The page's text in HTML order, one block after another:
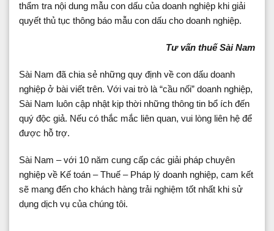
thẩm tra nội dung mẫu con dấu của doanh nghiệp khi giải
quyết thủ tục thông báo mẫu con dấu cho doanh nghiệp.
Tư vấn thuế Sài Nam
Sài Nam đã chia sẻ những quy định về con dấu doanh
nghiệp ở bài viết trên. Với vai trò là “cầu nối” doanh nghiệp,
Sài Nam luôn cập nhật kịp thời những thông tin bổ ích đến
quý độc giả. Nếu có thắc mắc liên quan, vui lòng liên hệ để
được hỗ trợ.
Sài Nam – với 10 năm cung cấp các giải pháp chuyên
nghiệp về Kế toán – Thuế – Pháp lý doanh nghiệp, cam kết
sẽ mang đến cho khách hàng trải nghiệm tốt nhất khi sử
dụng dịch vụ của chúng tôi.